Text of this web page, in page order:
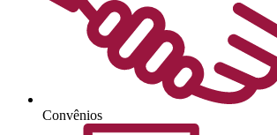
Convênios